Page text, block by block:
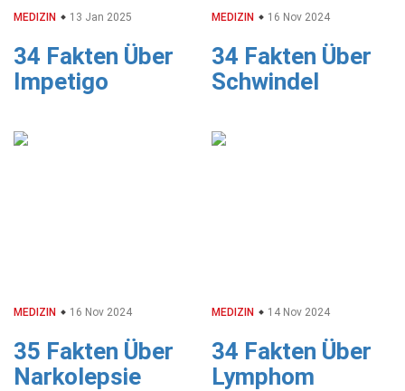
MEDIZIN 13 Jan 2025
34 Fakten Über
Impetigo
MEDIZIN 16 Nov 2024
34 Fakten Über
Schwindel
MEDIZIN 16 Nov 2024
35 Fakten Über
Narkolepsie
MEDIZIN 14 Nov 2024
34 Fakten Über
Lymphom